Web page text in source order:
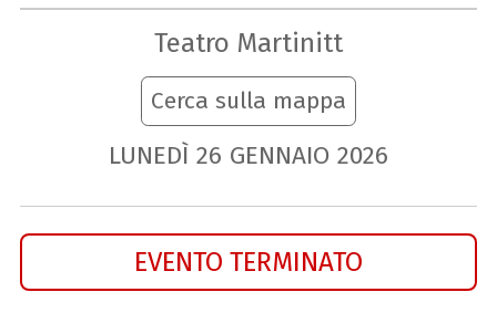
Teatro Martinitt
Cerca sulla mappa
LUNEDÌ 26 GENNAIO 2026
EVENTO TERMINATO